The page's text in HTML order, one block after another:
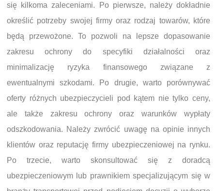
się kilkoma zaleceniami. Po pierwsze, należy dokładnie
określić potrzeby swojej firmy oraz rodzaj towarów, które
będą przewożone. To pozwoli na lepsze dopasowanie
zakresu ochrony do specyfiki działalności oraz
minimalizację ryzyka finansowego związane z
ewentualnymi szkodami. Po drugie, warto porównywać
oferty różnych ubezpieczycieli pod kątem nie tylko ceny,
ale także zakresu ochrony oraz warunków wypłaty
odszkodowania. Należy zwrócić uwagę na opinie innych
klientów oraz reputację firmy ubezpieczeniowej na rynku.
Po trzecie, warto skonsultować się z doradcą
ubezpieczeniowym lub prawnikiem specjalizującym się w